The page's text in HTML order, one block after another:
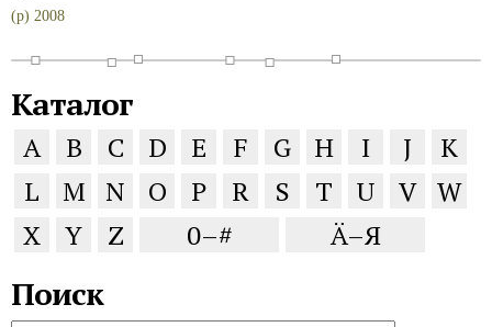
(p) 2008
Каталог
A B C D E F G H I J
K
L
M N O P R S T U V W
X
Y Z 0–# Ä–Я
Поиск